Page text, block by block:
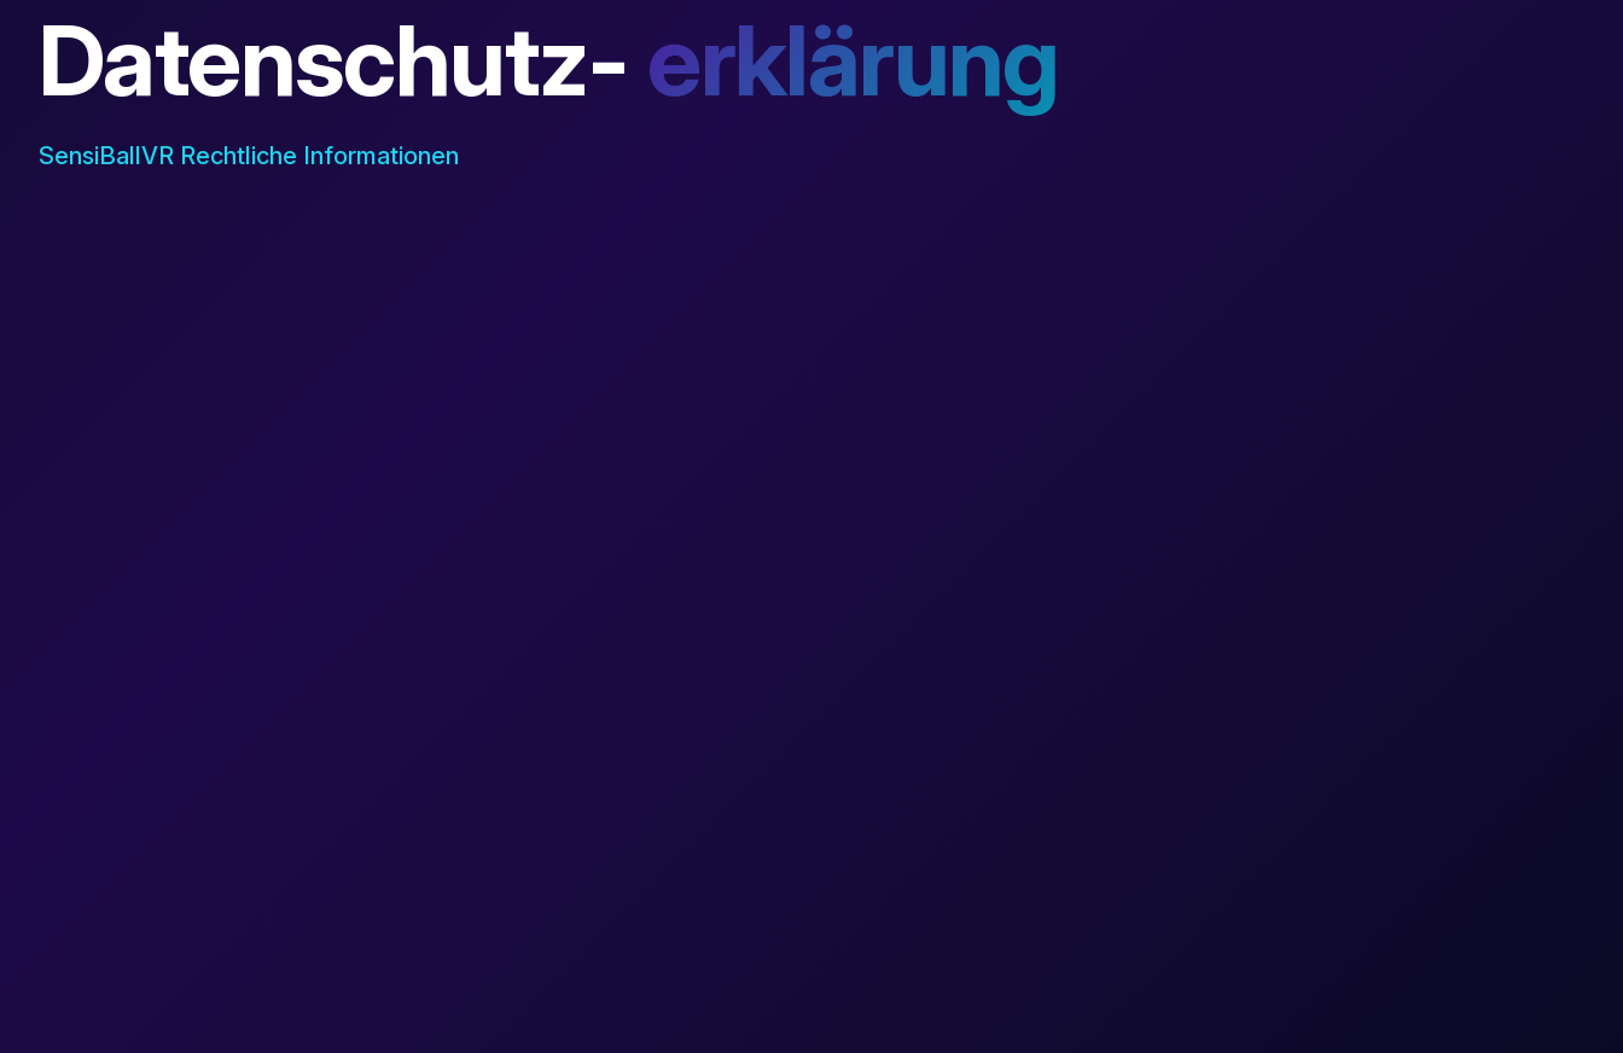
Datenschutz- erklärung
SensiBallVR Rechtliche Informationen